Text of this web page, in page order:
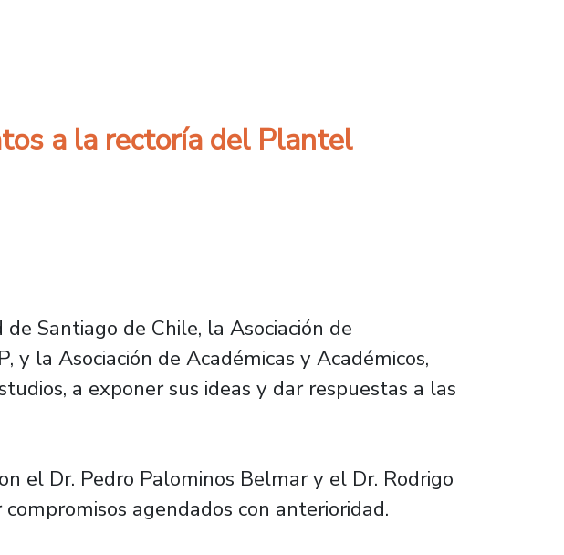
2025
a la rectoría del Plantel
Santiago de Chile, la Asociación de
y la Asociación de Académicas y Académicos,
a exponer sus ideas y dar respuestas a las
el Dr. Pedro Palominos Belmar y el Dr. Rodrigo
agendados con anterioridad.